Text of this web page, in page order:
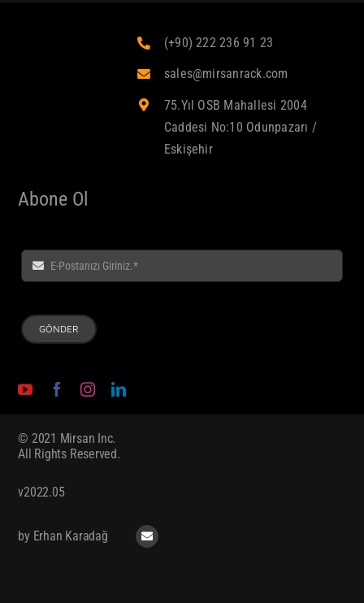
(+90) 222 236 91 23
sales@mirsanrack.com
75.Yıl OSB Mahallesi 2004
Caddesi No:10 Odunpazarı /
Eskişehir
Abone Ol
GÖNDER
© 2021 Mirsan Inc.
All Rights Reserved.
by Erhan Karadağ
v2022.05